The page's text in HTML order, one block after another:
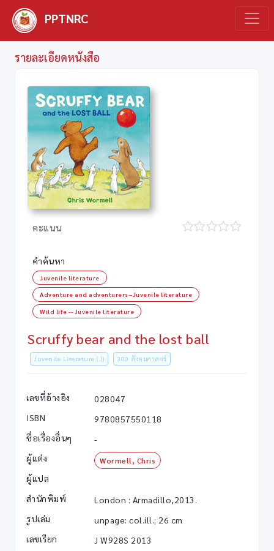
PPTNRC
รายละเอียดหนังสือ
คะแนน
คำค้นหา
Juvenile literature
Adventure and adventurers--Juvenile literature
Wild life -- Juvenile literature
Scruffy bear and the lost ball
Juvenile Literature (J) 300 สังคมศาสตร์
เลขที่อ้างอิง
028047
ISBN
9780857550118
ชื่อเรื่องอื่นๆ
-
ผู้แต่ง
Wormell, Chris
ผู้แปล
สำนักพิมพ์
London : Armadillo,2013.
รูปเล่ม
unpage: col.ill.; 26 cm
เลขเรียก
J W928S 2013